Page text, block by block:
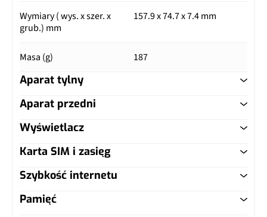
Wymiary ( wys. x szer. x
grub.) mm
157.9 x 74.7 x 7.4 mm
Masa (g) 187
Aparat tylny
Główny aparat
Autofocus
Ogniskowa
Aparat przedni
Główny aparat
Autofocus
Wyświetlacz
Typ ekranu
Karta SIM i zasięg
Typ karty SIM
Szybkość internetu
LTE
Pamięć